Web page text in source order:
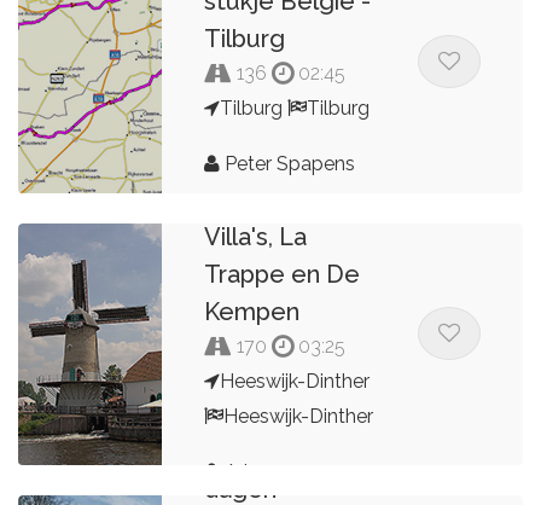
Tilburg
136
02:45
Tilburg
Tilburg
Peter Spapens
Villa's, La
Trappe en De
Kempen
170
03:25
Heeswijk-Dinther
Heeswijk-Dinther
Arjo
dagen